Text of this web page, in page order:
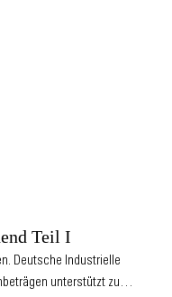
Teil I
Deutsche Industrielle
unterstützt zu…